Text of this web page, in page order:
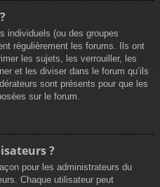
individuels (ou des groupes
régulièrement les forums. Ils ont
les sujets, les verrouiller, les
et les diviser dans le forum qu’ils
sont présents pour que les
sur le forum.
?
pour les administrateurs du
Chaque utilisateur peut